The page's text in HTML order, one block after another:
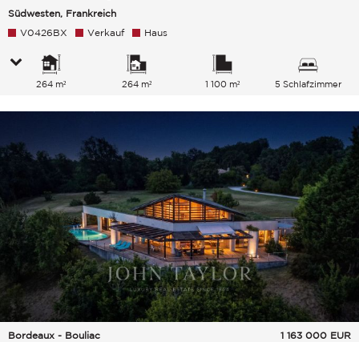
Südwesten, Frankreich
V0426BX Verkauf Haus
264 m² 264 m² 1 100 m² 5 Schlafzimmer
Bordeaux - Bouliac
1 163 000 EUR